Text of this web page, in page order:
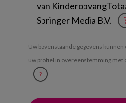
van
Springer Media B.V.
Uw bovenstaande gegevens kunnen
uw profiel in overeenstemming met
?